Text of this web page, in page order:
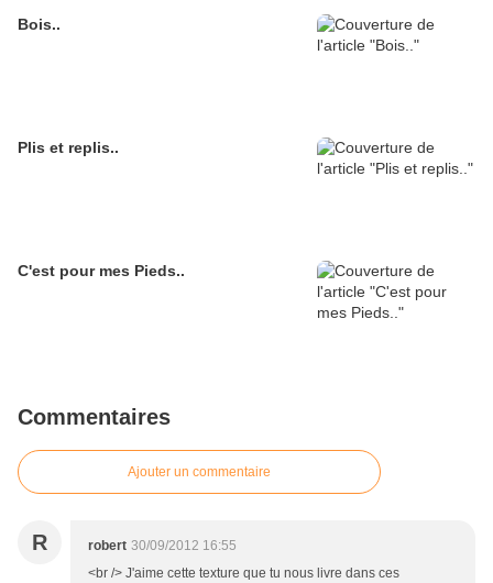
Bois..
Plis et replis..
C'est pour mes Pieds..
Commentaires
Ajouter un commentaire
R robert 30/09/2012 16:55
<br /> J'aime cette texture que tu nous livre dans ces